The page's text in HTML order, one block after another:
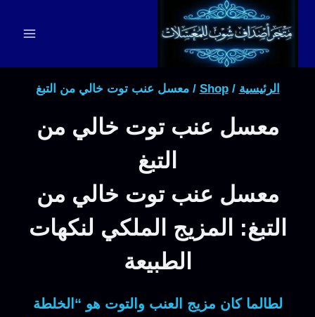
المحتوى
الرئيسية /
Shop
/ معسل عنب توت خالي من التبغ
معسل عنب توت خالي من
التبغ
معسل عنب توت خالي من
التبغ: المزيج الملكي لنكهات
الطبيعة
لطالما كان مزيج العنب والتوت هو “الخلطة